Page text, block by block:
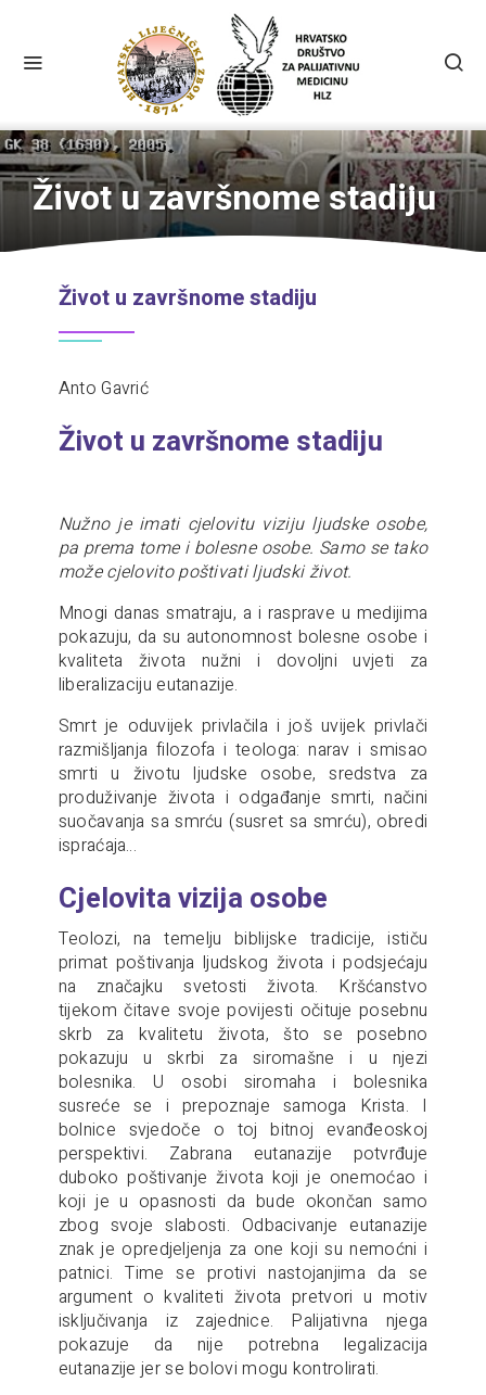
Život u završnome stadiju
Život u završnome stadiju
Anto Gavrić
Život u završnome stadiju
Nužno je imati cjelovitu viziju ljudske osobe,
pa prema tome i bolesne osobe. Samo se tako
može cjelovito poštivati ljudski život.
Mnogi danas smatraju, a i rasprave u medijima
pokazuju, da su autonomnost bolesne osobe i
kvaliteta života nužni i dovoljni uvjeti za
liberalizaciju eutanazije.
Smrt je oduvijek privlačila i još uvijek privlači
razmišljanja filozofa i teologa: narav i smisao
smrti u životu ljudske osobe, sredstva za
produživanje života i odgađanje smrti, načini
suočavanja sa smrću (susret sa smrću), obredi
ispraćaja…
Cjelovita vizija osobe
Teolozi, na temelju biblijske tradicije, ističu
primat poštivanja ljudskog života i podsjećaju
na značajku svetosti života. Kršćanstvo
tijekom čitave svoje povijesti očituje posebnu
skrb za kvalitetu života, što se posebno
pokazuju u skrbi za siromašne i u njezi
bolesnika. U osobi siromaha i bolesnika
susreće se i prepoznaje samoga Krista. I
bolnice svjedoče o toj bitnoj evanđeoskoj
perspektivi. Zabrana eutanazije potvrđuje
duboko poštivanje života koji je onemoćao i
koji je u opasnosti da bude okončan samo
zbog svoje slabosti. Odbacivanje eutanazije
znak je opredjeljenja za one koji su nemoćni i
patnici. Time se protivi nastojanjima da se
argument o kvaliteti života pretvori u motiv
isključivanja iz zajednice. Palijativna njega
pokazuje da nije potrebna legalizacija
eutanazije jer se bolovi mogu kontrolirati.